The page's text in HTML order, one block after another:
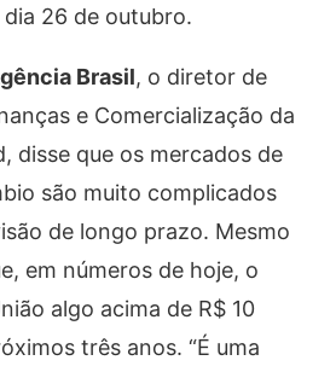
26 de outubro.
Brasil, o diretor de
e Comercialização da
disse que os mercados de
são muito complicados
de longo prazo. Mesmo
em números de hoje, o
algo acima de R$ 10
três anos. “É uma